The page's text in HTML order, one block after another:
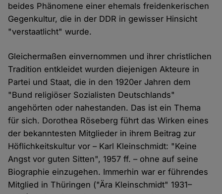
beides Phänomene einer ehemals freidenkerischen
Gegenkultur, die in der DDR in gewisser Hinsicht
"verstaatlicht" wurde.
Gleichermaßen einvernommen und ihrer christlichen
Tradition entkleidet wurden diejenigen Akteure in
Partei und Staat, die in den 1920er Jahren dem
"Bund religiöser Sozialisten Deutschlands"
angehörten oder nahestanden. Das ist ein Thema
für sich. Dorothea Röseberg führt das Wirken eines
der bekanntesten Mitglieder in ihrem Beitrag zur
Höflichkeitskultur vor – Karl Kleinschmidt: "Keine
Angst vor guten Sitten", 1957 ff. – ohne auf seine
Biographie einzugehen. Immerhin war er führendes
Mitglied in Thüringen ("Ära Kleinschmidt" 1931–